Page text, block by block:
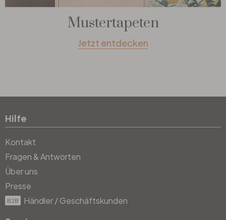
Mustertapeten
Jetzt entdecken
Hilfe
Kontakt
Fragen & Antworten
Über uns
Presse
B2B Händler / Geschäftskunden